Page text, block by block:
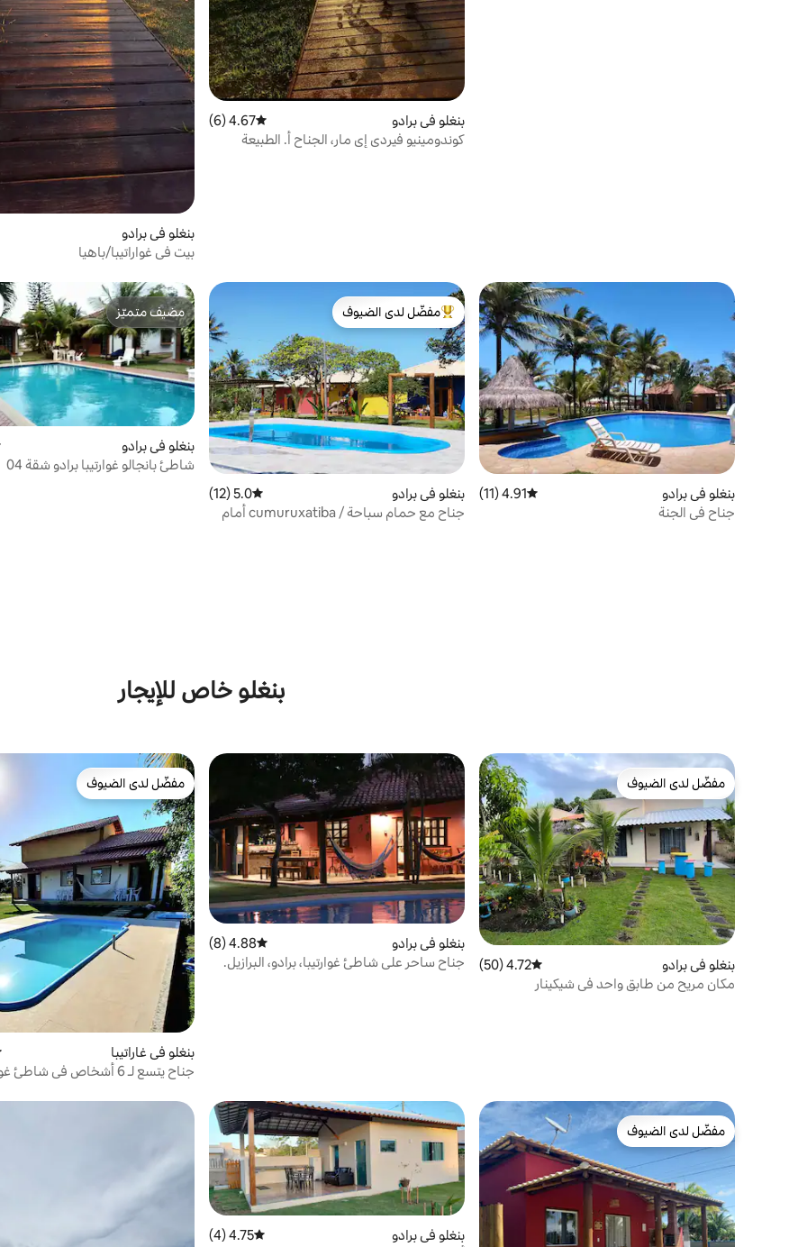
بنغلو في برادو متوسط التقييم 4.67 من 5، 6 مراجعات
4.67 (6)
كوندومينيو فيردي إي مار، الجناح أ. الطبيعة
بنغلو في برادو
بيت في غواراتيبا/باهيا
بنغلو في برادو متوسط التقييم 4.91 من 5، 11 مراجعات
4.91 (11)
جناح في الجنة
من أبرز البيوت المفضّلة لدى الضيوف
مفضّل لدى الضيوف
بنغلو في برادو متوسط التقييم 5.0 من 5، 12 مراجعات
5.0 (12)
جناح مع حمام سباحة / cumuruxatiba أمام
مضيف متميّز
مضيف متميّز
بنغلو في برادو
شاطئ بانجالو غوارتيبا برادو شقة 04
بنغلو خاص للإيجار
مفضّل لدى الضيوف
مفضّل لدى الضيوف
بنغلو في برادو متوسط التقييم 4.72 من 5، 50 مراجعات
4.72 (50)
مكان مريح من طابق واحد في شيكينار
بنغلو في برادو متوسط التقييم 4.88 من 5، 8 مراجعات
4.88 (8)
جناح ساحر على شاطئ غوارتيبا، برادو، البرازيل.
مفضّل لدى الضيوف
مفضّل لدى الضيوف
بنغلو في غاراتيبا
جناح يتسع لـ 6 أشخاص في شاطئ غواراتيبا
مفضّل لدى الضيوف
مفضّل لدى الضيوف
بنغلو في برادو متوسط التقييم 4.75 من 5، 4 مراجعات
4.75 (4)